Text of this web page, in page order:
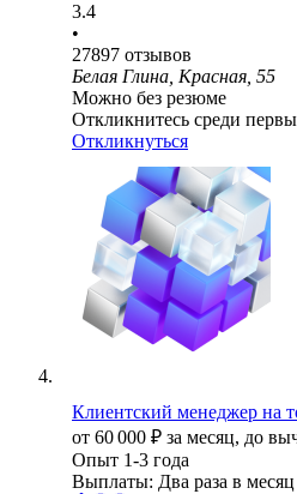
3.4
•
27897 отзывов
Белая Глина, Красная, 55
Можно без резюме
Откликнитесь среди
Откликнуться
Клиентский менеджер на
от 60 000 ₽ за месяц, до
Опыт 1-3 года
Выплаты: Два раза в месяц